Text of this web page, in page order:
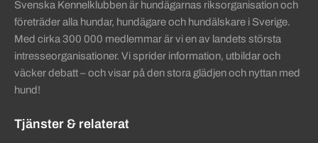
Svenska Kennelklubben är hundägarnas riksorganisation och
företräder alla hundar, hundägare och hundälskare i Sverige.
Med cirka 300 000 medlemmar är vi en av landets största
intresseorganisationer. Vi sprider information, utbildar och
väcker debatt – och visar på den stora glädjen och nyttan med
hund!
Tjänster & relaterat